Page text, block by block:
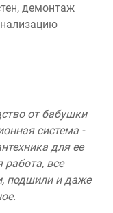
демонтаж
от бабушки
система -
для ее
все
подшили и даже